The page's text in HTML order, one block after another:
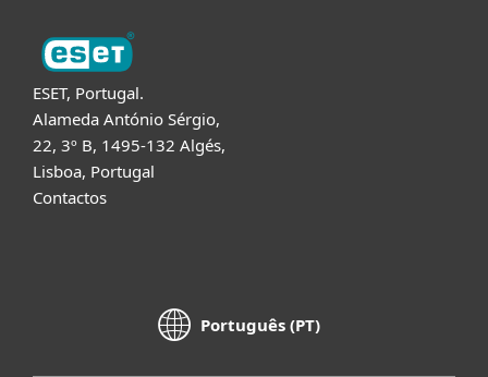
ESET, Portugal.
Alameda António Sérgio,
22, 3º B, 1495-132 Algés,
Lisboa, Portugal
Contactos
Português (PT)